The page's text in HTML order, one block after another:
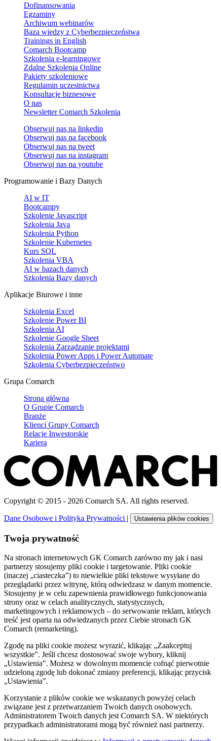
Dofinansowania
Egzaminy
Archiwum webinarów
Baza wiedzy z Cyberbezpieczeństwa
Trainings in English
Comarch Bootcamp
Szkolenia e-learningowe
Zdalne Szkolenia Online
Pakiety szkoleniowe
Regulamin uczestnictwa
Konsultacje biznesowe
O nas
Newsletter Comarch Szkolenia
Obserwuj nas na linkedin
Obserwuj nas na facebook
Obserwuj nas na tweet
Obserwuj nas na instagram
Obserwuj nas na youtube
Programowanie i Bazy Danych
AI w IT
Bootcampy
Szkolenie Javascript
Szkolenia Java
Szkolenia Python
Szkolenie Kubernetes
Kurs SQL
Szkolenia VBA
AI w bazach danych
Szkolenia Bazy danych
Aplikacje Biurowe i inne
Szkolenia Excel
Szkolenie Power BI
Szkolenia AI
Szkolenie Google Sheet
Szkolenia Zarządzanie projektami
Szkolenia Power Apps i Power Automate
Szkolenia Cyberbezpieczeństwo
Grupa Comarch
Strona główna
O Grupie Comarch
Branże
Klienci Grupy Comarch
Relacje Inwestorskie
Kariera
Copyright © 2015 - 2026 Comarch SA. All rights reserved.
Dane Osobowe i Polityka Prywatności | Ustawienia plików cookies
Twoja prywatność
Na stronach internetowych GK Comarch zarówno my jak i nasi
partnerzy stosujemy pliki cookie i targetowanie. Pliki cookie
(inaczej „ciasteczka”) to niewielkie pliki tekstowe wysyłane do
przeglądarki przez witrynę, którą odwiedzasz w danym momencie.
Stosujemy je w celu zapewnienia prawidłowego funkcjonowania
strony oraz w celach analitycznych, statystycznych,
marketingowych i reklamowych – do serwowanie reklam, których
treść jest oparta na odwiedzanych przez Ciebie stronach GK
Comarch (remarketing).
Zgodę na pliki cookie możesz wyrazić, klikając „Zaakceptuj
wszystkie”. Jeśli chcesz dostosować swoje wybory, kliknij
„Ustawienia”. Możesz w dowolnym momencie cofnąć pierwotnie
udzieloną zgodę lub dokonać zmiany preferencji, klikając przycisk
„Ustawienia”.
Korzystanie z plików cookie we wskazanych powyżej celach
związane jest z przetwarzaniem Twoich danych osobowych.
Administratorem Twoich danych jest Comarch SA. W niektórych
przypadkach administratorami mogą być również nasi partnerzy.